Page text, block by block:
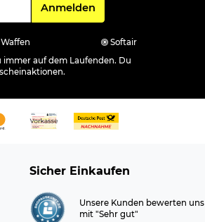
Für den Newsletter
Anmelden
Softair
auf dem Laufenden. Du
Sicher Einkaufen
Unsere Kunden bewerten uns
mit "Sehr gut"